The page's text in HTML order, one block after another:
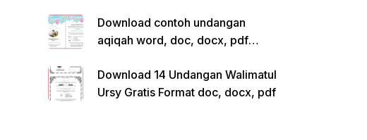
Download contoh undangan
aqiqah word, doc, docx, pdf
Download 14 Undangan Walimatul
Ursy Gratis Format doc, docx, pdf